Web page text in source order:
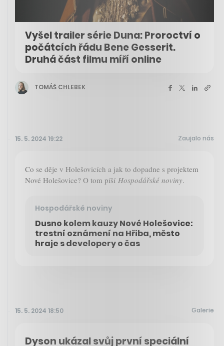
Vyšel trailer série Duna: Proroctví o
počátcích řádu Bene Gesserit.
Druhá část filmu míří online
TOMÁŠ CHLEBEK
15. 5. 2024 19:22 Zaujalo nás
Co se děje v Holešovicích a jak to dopadne s projektem
Nové Holešovice? O tom píší Hospodářské noviny.
Hospodářské noviny
Dusno kolem kauzy Nové Holešovice:
trestní oznámení na Hřiba, město
hraje s developery o čas
15. 5. 2024 18:50 Galerie
Dyson ukázal svůj první speciální